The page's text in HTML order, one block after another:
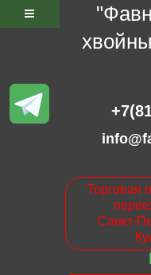
Торговая
Санкт-